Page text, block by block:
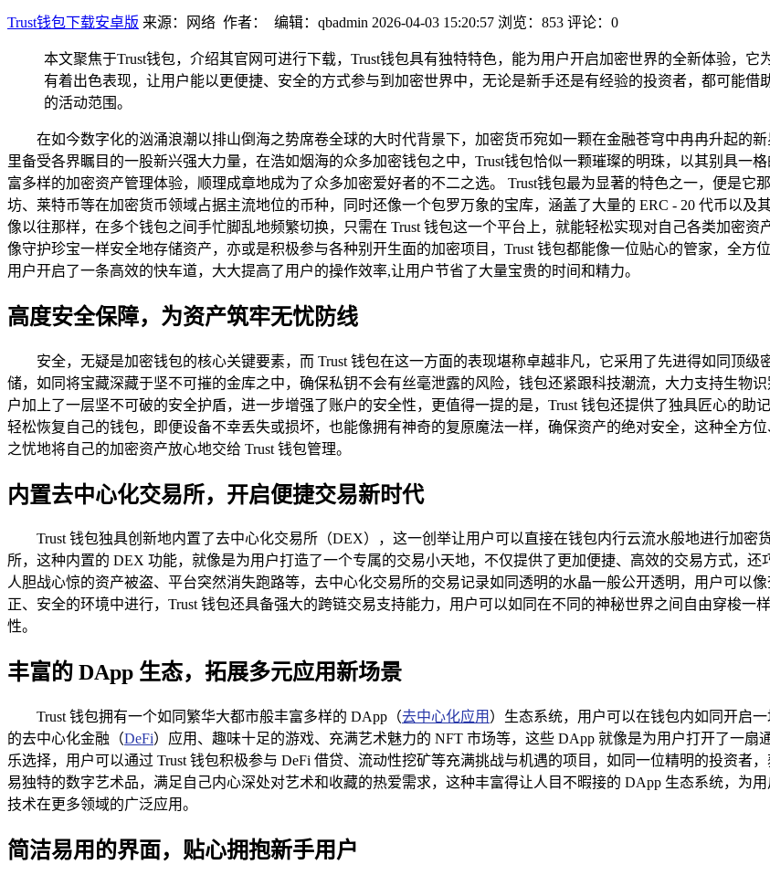
Trust钱包下载安卓版 来源：网络 作者： 编辑：qbadmin 2026-04-03 15:20:57 浏览：853 评论：0
本文聚焦于Trust钱包，介绍其官网可进行下载，Trust钱包具有独特特色，能为用户开启加密世界的全新体验，
有着出色表现，让用户能以更便捷、安全的方式参与到加密世界中，无论是新手还是有经验的投资者，都可能
的活动范围。
在如今数字化的汹涌浪潮以排山倒海之势席卷全球的大时代背景下，加密货币宛如一颗在金融苍穹中冉冉升起的
里备受各界瞩目的一股新兴强大力量，在浩如烟海的众多加密钱包之中，Trust钱包恰似一颗璀璨的明珠，以其别具一
富多样的加密资产管理体验，顺理成章地成为了众多加密爱好者的不二之选。 Trust钱包最为显著的特色之一，便是
坊、莱特币等在加密货币领域占据主流地位的币种，同时还像一个包罗万象的宝库，涵盖了大量的 ERC - 20 代币以
像以往那样，在多个钱包之间手忙脚乱地频繁切换，只需在 Trust 钱包这一个平台上，就能轻松实现对自己各类加密
像守护珍宝一样安全地存储资产，亦或是积极参与各种别开生面的加密项目，Trust 钱包都能像一位贴心的管家，全
用户开启了一条高效的快车道，大大提高了用户的操作效率,让用户节省了大量宝贵的时间和精力。
高度安全保障，为资产筑牢无忧防线
安全，无疑是加密钱包的核心关键要素，而 Trust 钱包在这一方面的表现堪称卓越非凡，它采用了先进得如同顶
储，如同将宝藏深藏于坚不可摧的金库之中，确保私钥不会有丝毫泄露的风险，钱包还紧跟科技潮流，大力支持生物
户加上了一层坚不可破的安全护盾，进一步增强了账户的安全性，更值得一提的是，Trust 钱包还提供了独具匠心的
轻松恢复自己的钱包，即便设备不幸丢失或损坏，也能像拥有神奇的复原魔法一样，确保资产的绝对安全，这种全方
之忧地将自己的加密资产放心地交给 Trust 钱包管理。
内置去中心化交易所，开启便捷交易新时代
Trust 钱包独具创新地内置了去中心化交易所（DEX），这一创举让用户可以直接在钱包内行云流水般地进行加
所，这种内置的 DEX 功能，就像是为用户打造了一个专属的交易小天地，不仅提供了更加便捷、高效的交易方式，
人胆战心惊的资产被盗、平台突然消失跑路等，去中心化交易所的交易记录如同透明的水晶一般公开透明，用户可以
正、安全的环境中进行，Trust 钱包还具备强大的跨链交易支持能力，用户可以如同在不同的神秘世界之间自由穿梭
性。
丰富的 DApp 生态，拓展多元应用新场景
Trust 钱包拥有一个如同繁华大都市般丰富多样的 DApp（去中心化应用 ）生态系统，用户可以在钱包内如同开启
的去中心化金融（DeFi）应用、趣味十足的游戏、充满艺术魅力的 NFT 市场等，这些 DApp 就像是为用户打开了一
乐选择，用户可以通过 Trust 钱包积极参与 DeFi 借贷、流动性挖矿等充满挑战与机遇的项目，如同一位精明的投资者
易独特的数字艺术品，满足自己内心深处对艺术和收藏的热爱需求，这种丰富得让人目不暇接的 DApp 生态系统，为
技术在更多领域的广泛应用。
简洁易用的界面，贴心拥抱新手用户